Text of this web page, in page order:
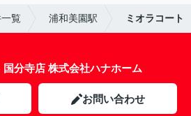
覧 浦和美園駅 ミオラコート
国分寺店 株式会社ハナホーム
お問い合わせ